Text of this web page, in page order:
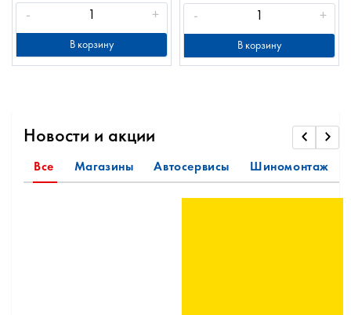
- +
В корзину
- +
В корзину
Новости и акции
Все Магазины Автосервисы Шиномонтаж